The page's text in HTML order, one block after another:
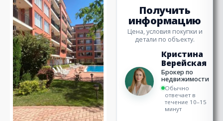
Получить
информацию
Цена, условия покупки и
детали по объекту.
Кристина
Верейская
Брокер по
недвижимости
Обычно
отвечает в
течение 10–15
минут